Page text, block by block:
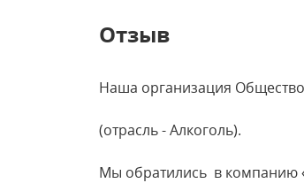
Отзыв
Наша организация
(отрасль -
Мы обратились в компанию